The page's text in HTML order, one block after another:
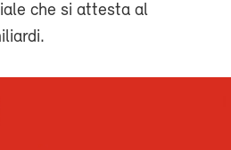
che si attesta al